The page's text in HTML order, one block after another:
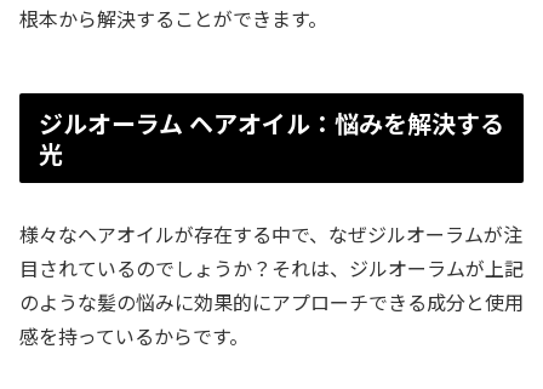
根本から解決することができます。
ジルオーラム ヘアオイル：悩みを解決する
光
様々なヘアオイルが存在する中で、なぜジルオーラムが注
目されているのでしょうか？それは、ジルオーラムが上記
のような髪の悩みに効果的にアプローチできる成分と使用
感を持っているからです。